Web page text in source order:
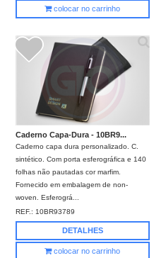
colocar no carrinho
Caderno Capa-Dura - 10BR9...
Caderno capa dura personalizado. C.
sintético. Com porta esferográfica e 140
folhas não pautadas cor marfim.
Fornecido em embalagem de non-
woven. Esferográ...
REF.: 10BR93789
DETALHES
colocar no carrinho